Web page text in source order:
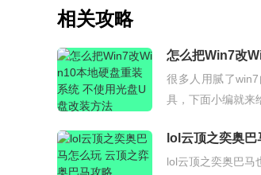
相关攻略
怎么把Win7改
很多人用腻了
具，下面小编就来
lol云顶之奕奥
lol云顶之奕奥巴马